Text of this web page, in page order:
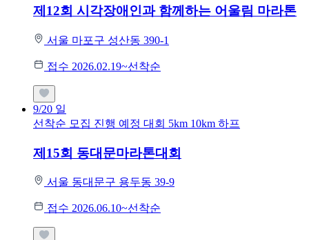
제12회 시각장애인과 함께하는 어울림 마라톤
서울 마포구 성산동 390-1
접수 2026.02.19~선착순
9/20 일
선착순 모집 진행 예정 대회 5km 10km 하프
제15회 동대문마라톤대회
서울 동대문구 용두동 39-9
접수 2026.06.10~선착순